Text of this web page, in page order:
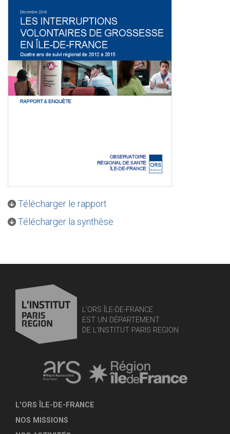
Télécharger le rapport
Télécharger la synthèse
L'ORS ÎLE-DE-FRANCE
EST UN DÉPARTEMENT
DE L'INSTITUT PARIS REGION
L'ORS ÎLE-DE-FRANCE
NOS MISSIONS